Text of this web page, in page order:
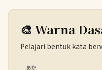
🎨 Warna
Pelajari bentuk kata
あか